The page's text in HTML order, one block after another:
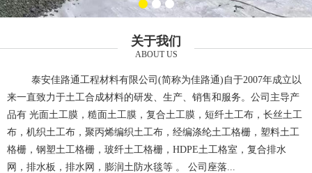
关于我们
ABOUT US
泰安佳路通工程材料有限公司(简称为佳路通)自于2007年成立以
来一直致力于土工合成材料的研发、生产、销售和服务。公司主导产
品有 光面土工膜，糙面土工膜，复合土工膜，短纤土工布，长丝土工
布，机织土工布，聚丙烯编织土工布，经编涤纶土工格栅，塑料土工
格栅，钢塑土工格栅，玻纤土工格栅，HDPE土工格室，复合排水
网，排水板，排水网，膨润土防水毯等 。 公司座落...